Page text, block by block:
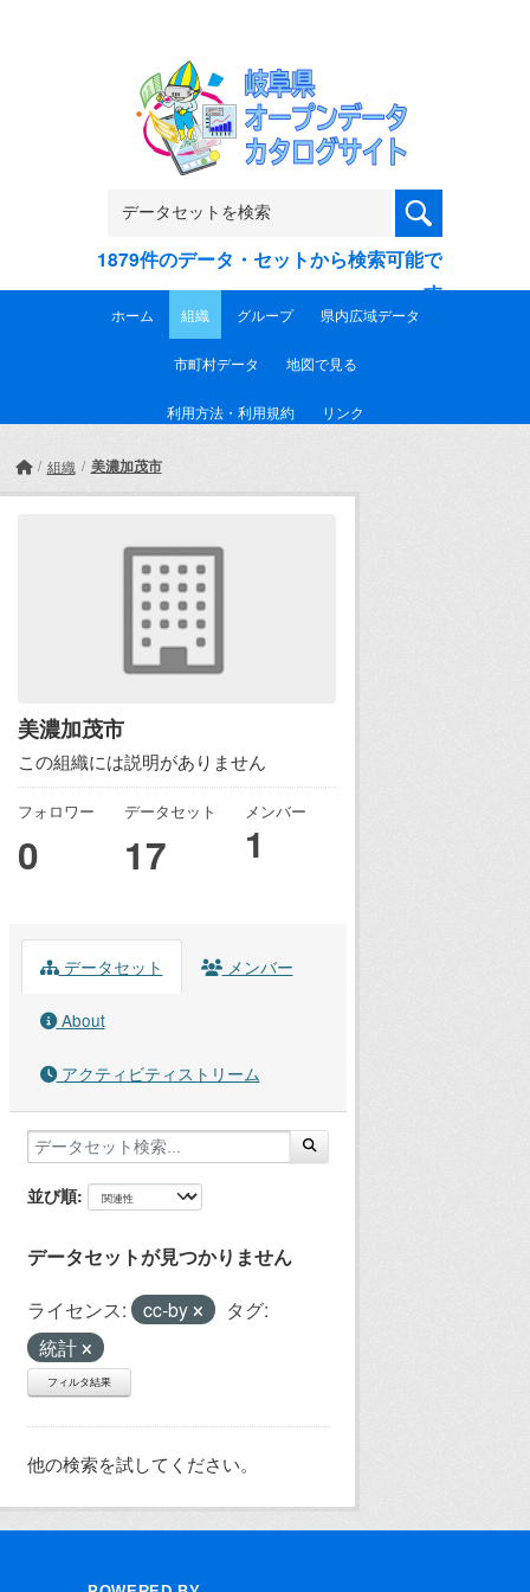
1879件のデータ・セットから検索可能で
す
ホーム 組織 グループ 県内広域データ
市町村データ 地図で見る
利用方法・利用規約 リンク
組織 美濃加茂市
美濃加茂市
この組織には説明がありません
フォロワー
0
データセット
17
メンバー
1
データセット メンバー
About
アクティビティストリーム
並び順
データセットが見つかりません
ライセンス: cc-by
タグ:
統計
フィルタ結果
他の検索を試してください。